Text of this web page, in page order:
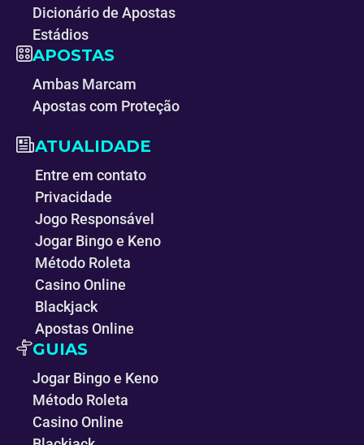
Dicionário de Apostas
Estádios
APOSTAS
Ambas Marcam
Apostas com Proteção
ATUALIDADE
Entre em contato
Privacidade
Jogo Responsável
Jogar Bingo e Keno
Método Roleta
Casino Online
Blackjack
Apostas Online
GUIAS
Jogar Bingo e Keno
Método Roleta
Casino Online